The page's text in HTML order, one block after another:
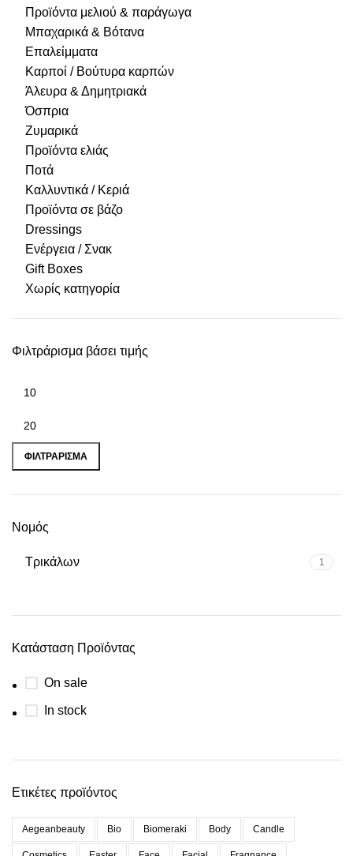
Προϊόντα μελιού & παράγωγα
Μπαχαρικά & Βότανα
Επαλείμματα
Καρποί / Βούτυρα καρπών
Άλευρα & Δημητριακά
Όσπρια
Ζυμαρικά
Προϊόντα ελιάς
Ποτά
Καλλυντικά / Κεριά
Προϊόντα σε βάζο
Dressings
Ενέργεια / Σνακ
Gift Boxes
Χωρίς κατηγορία
Φιλτράρισμα βάσει τιμής
ΦΙΛΤΡΆΡΙΣΜΑ
Νομός
Τρικάλων 1
Κατάσταση Προϊόντας
On sale
In stock
Ετικέτες προϊόντος
Aegeanbeauty Bio Biomeraki Body Candle